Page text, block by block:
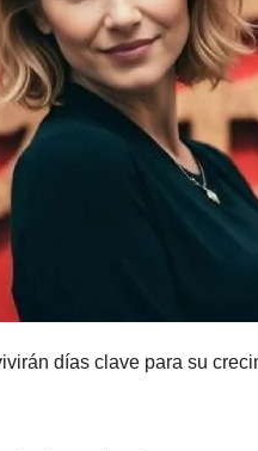
días clave para su